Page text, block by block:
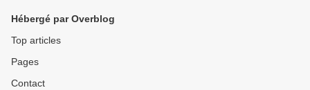
Hébergé par Overblog
Top articles
Pages
Contact